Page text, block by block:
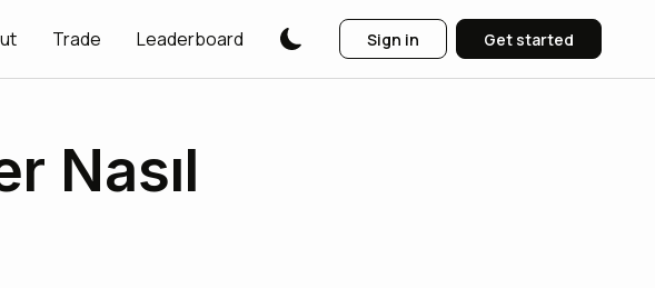
Trade Leaderboard Sign in Get started
Nasıl